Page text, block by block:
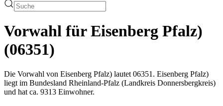
Vorwahl für Eisenberg Pfalz)
(06351)
Die Vorwahl von Eisenberg Pfalz) lautet 06351. Eisenberg Pfalz)
liegt im Bundesland Rheinland-Pfalz (Landkreis Donnersbergkreis)
und hat ca. 9313 Einwohner.